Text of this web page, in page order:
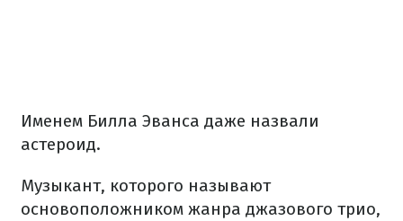
Именем Билла Эванса даже назвали
астероид.
Музыкант, которого называют
основоположником жанра джазового трио,